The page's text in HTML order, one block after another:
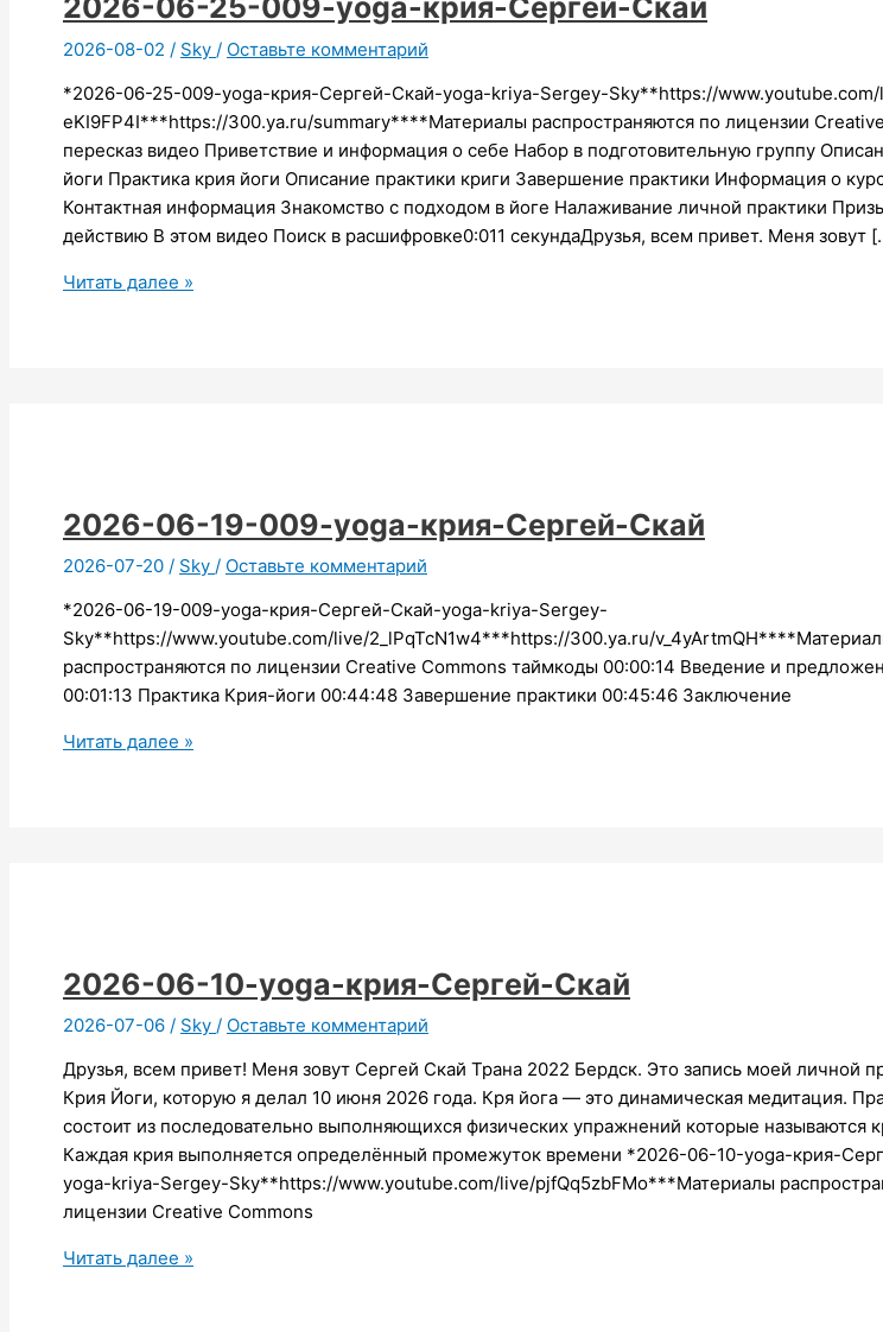
2026-06-25-009-yoga-крия-Сергей-Скай
2026-08-02 / Sky / Оставьте комментарий
*2026-06-25-009-yoga-крия-Сергей-Скай-yoga-kriya-Sergey-Sky**https://
eKI9FP4I***https://300.ya.ru/summary****Материалы распространяются по лицензии
пересказ видео Приветствие и информация о себе Набор в подготовительную группу
йоги Практика крия йоги Описание практики криги Завершение практики Информация о
Контактная информация Знакомство с подходом в йоге Налаживание личной практики
действию В этом видео Поиск в расшифровке0:011 секундаДрузья, всем привет. Меня зовут
2026-
Читать далее »
2026-06-19-009-yoga-крия-Сергей-Скай
2026-07-20 / Sky / Оставьте комментарий
*2026-06-19-009-yoga-крия-Сергей-Скай-yoga-kriya-Sergey-
Sky**https://www.youtube.com/live/2_lPqTcN1w4***https://300.ya.ru/
распространяются по лицензии Creative Commons таймкоды 00:00:14 Введение и
00:01:13 Практика Крия-йоги 00:44:48 Завершение практики 00:45:46 Заключение
2026-
Читать далее »
2026-06-10-yoga-крия-Сергей-Скай
2026-07-06 / Sky / Оставьте комментарий
Друзья, всем привет! Меня зовут Сергей Скай Трана 2022 Бердск. Это запись моей личной
Крия Йоги, которую я делал 10 июня 2026 года. Кря йога — это динамическая медитация.
состоит из последовательно выполняющихся физических упражнений которые называются
Каждая крия выполняется определённый промежуток времени *2026-06-10-yoga-крия-
yoga-kriya-Sergey-Sky**https://www.youtube.com/live/pjfQq5zbFMo***Материалы
лицензии Creative Commons
2026-
Читать далее »